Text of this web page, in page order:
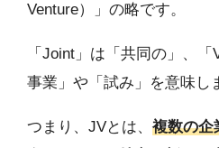
Venture）」の略です。
「Joint」は「共同の」、
事業」や「試み」を意味し
つまり、JVとは、 複数の企